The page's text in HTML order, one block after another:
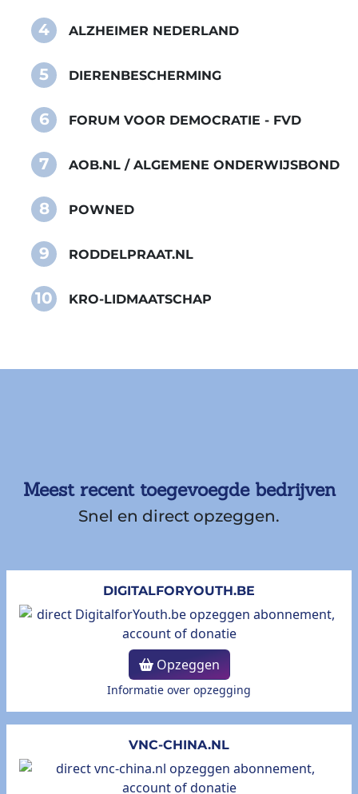
4 ALZHEIMER NEDERLAND
5 DIERENBESCHERMING
6 FORUM VOOR DEMOCRATIE - FVD
7 AOB.NL / ALGEMENE ONDERWIJSBOND
8 POWNED
9 RODDELPRAAT.NL
10 KRO-LIDMAATSCHAP
Meest recent toegevoegde bedrijven
Snel en direct opzeggen.
DIGITALFORYOUTH.BE
Opzeggen
Informatie over opzegging
VNC-CHINA.NL